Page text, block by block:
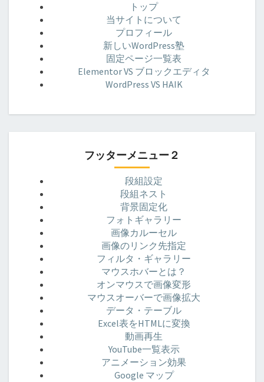
トップ
当サイトについて
プロフィール
新しいWordPress塾
固定ページ一覧表
Elementor VS ブロックエディタ
WordPress VS HAIK
フッターメニュー２
段組設定
段組ネスト
背景固定化
フォトギャラリー
画像カルーセル
画像のリンク先指定
フィルタ・ギャラリー
マウスホバーとは？
オンマウスで画像変形
マウスオーバーで画像拡大
データ・テーブル
Excel表をHTMLに変換
動画再生
YouTube一覧表示
アニメーション効果
Google マップ